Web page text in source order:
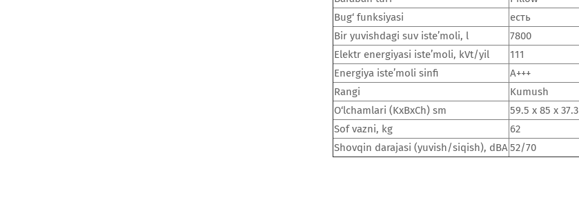
Bug‘ funksiyasi
есть
Bir yuvishdagi suv iste’moli, l
7800
Elektr energiyasi iste’moli, kVt/yil
111
Energiya iste’moli sinfi
A+++
Rangi
Kumush
O‘lchamlari (KxBxCh) sm
59.5 х 85 х 37.3
Sof vazni, kg
62
Shovqin darajasi (yuvish/siqish), dBA52/70